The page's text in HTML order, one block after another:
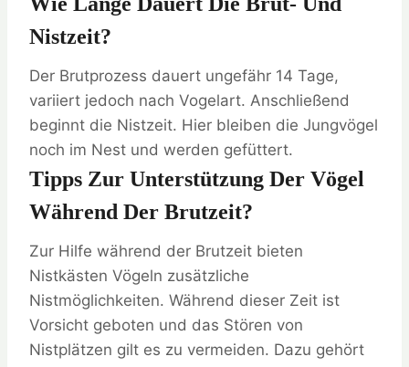
Nistzeit?
Der Brutprozess dauert ungefähr 14 Tage,
variiert jedoch nach Vogelart. Anschließend
beginnt die Nistzeit. Hier bleiben die Jungvögel
noch im Nest und werden gefüttert.
Tipps Zur Unterstützung Der Vögel
Während Der Brutzeit?
Zur Hilfe während der Brutzeit bieten
Nistkästen Vögeln zusätzliche
Nistmöglichkeiten. Während dieser Zeit ist
Vorsicht geboten und das Stören von
Nistplätzen gilt es zu vermeiden. Dazu gehört